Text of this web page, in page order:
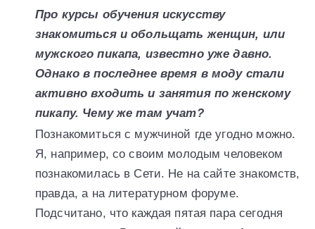
Про курсы обучения искусству
знакомиться и обольщать женщин, или
мужского пикапа, известно уже давно.
Однако в последнее время в моду стали
активно входить и занятия по женскому
пикапу. Чему же там учат?
Познакомиться с мужчиной где угодно можно.
Я, например, со своим молодым человеком
познакомилась в Сети. Не на сайте знакомств,
правда, а на литературном форуме.
Подсчитано, что каждая пятая пара сегодня